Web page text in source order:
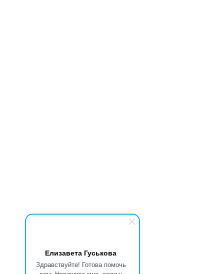
Елизавета Гуськова
Здравствуйте! Готова помочь